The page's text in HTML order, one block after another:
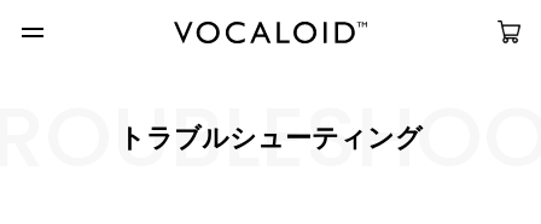
トラブルシューティング